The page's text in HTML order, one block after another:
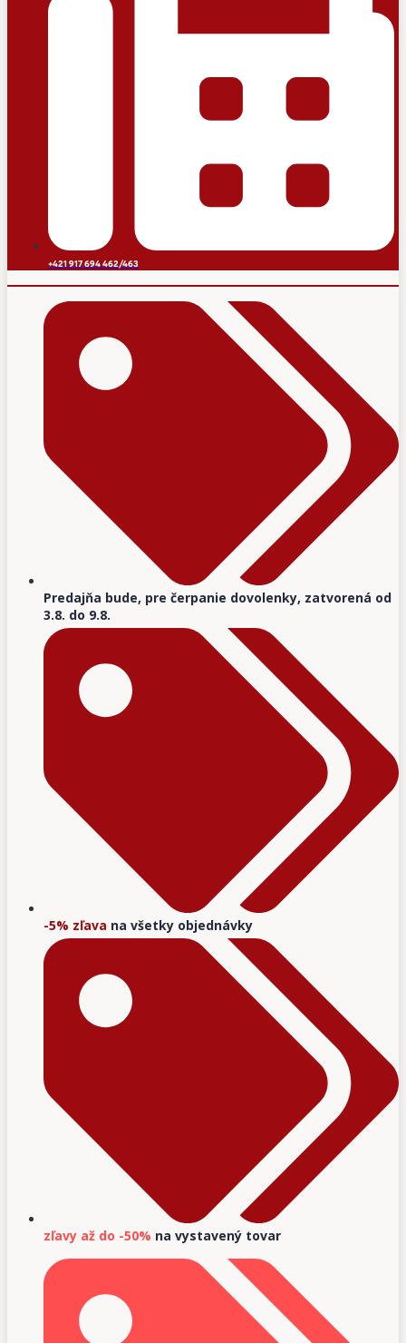
+421 917 694 462/463
Predajňa bude, pre čerpanie dovolenky, zatvorená od
3.8. do 9.8.
-5% zľava na všetky objednávky
zľavy až do -50% na vystavený tovar